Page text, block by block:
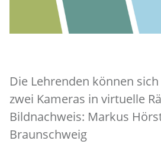
Die Lehrenden können
zwei Kameras in virtuelle
Bildnachweis: Markus
Braunschweig